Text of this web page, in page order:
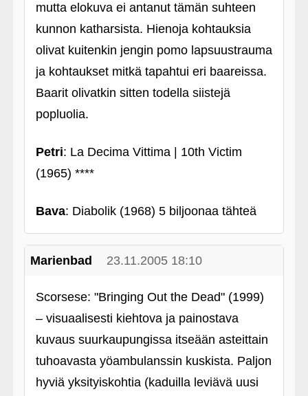
mutta elokuva ei antanut tämän suhteen
kunnon katharsista. Hienoja kohtauksia
olivat kuitenkin jengin pomo lapsuustrauma
ja kohtaukset mitkä tapahtui eri baareissa.
Baarit olivatkin sitten todella siistejä
popluolia.
Petri: La Decima Vittima | 10th Victim
(1965) ****
Bava: Diabolik (1968) 5 biljoonaa tähteä
Marienbad 23.11.2005 18:10
Scorsese: "Bringing Out the Dead" (1999)
– visuaalisesti kiehtova ja painostava
kuvaus suurkaupungissa itseään asteittain
tuhoavasta yöambulanssin kuskista. Paljon
hyviä yksityiskohtia (kaduilla leviävä uusi